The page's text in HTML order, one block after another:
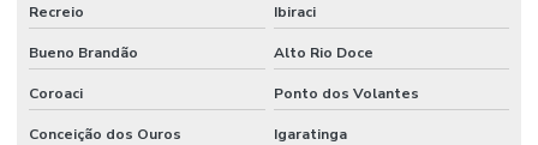
Recreio Ibiraci
Bueno Brandão Alto Rio Doce
Coroaci Ponto dos Volantes
Conceição dos Ouros Igaratinga